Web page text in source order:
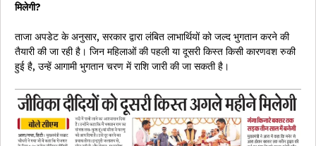
मिलेगी?
ताजा अपडेट के अनुसार, सरकार द्वारा लंबित लाभार्थियों को जल्द भुगतान करने की
तैयारी की जा रही है। जिन महिलाओं की पहली या दूसरी किस्त किसी कारणवश रुकी
हुई है, उन्हें आगामी भुगतान चरण में राशि जारी की जा सकती है।